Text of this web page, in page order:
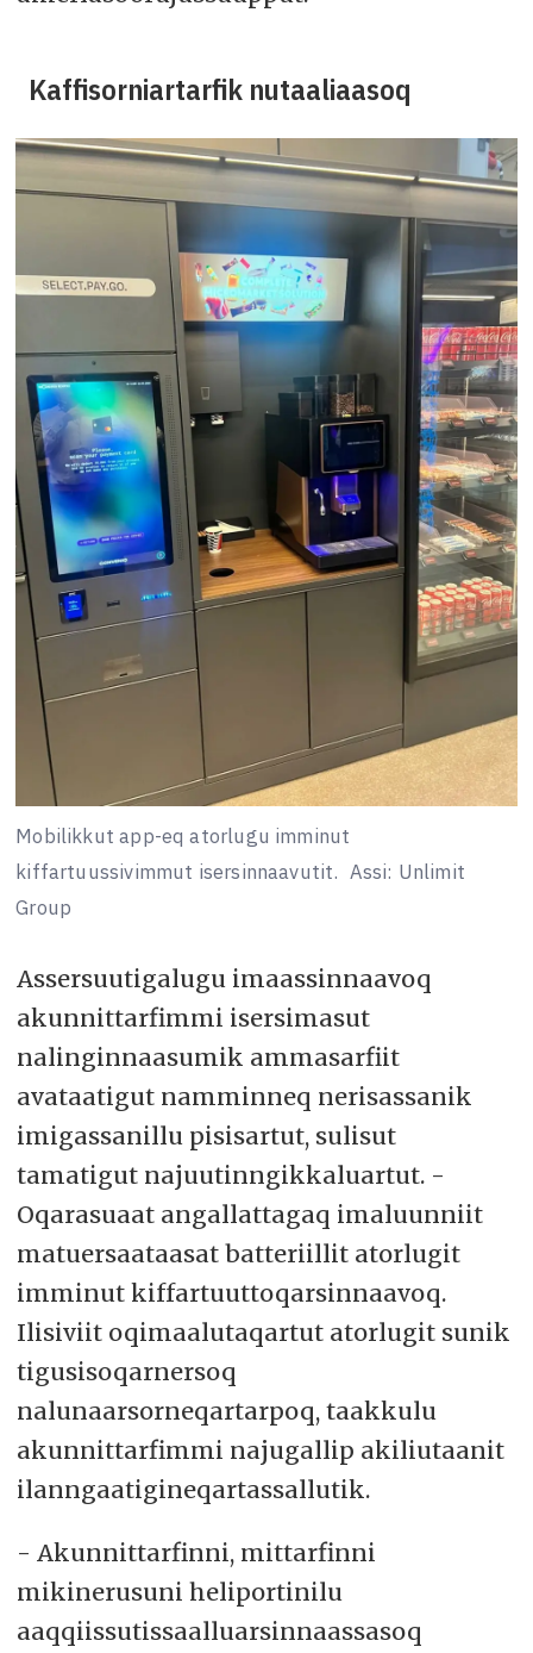
Kaffisorniartarfik nutaaliaasoq
Mobilikkut app-eq atorlugu imminut
kiffartuussivimmut isersinnaavutit. Assi: Unlimit
Group
Assersuutigalugu imaassinnaavoq
akunnittarfimmi isersimasut
nalinginnaasumik ammasarfiit
avataatigut namminneq nerisassanik
imigassanillu pisisartut, sulisut
tamatigut najuutinngikkaluartut. -
Oqarasuaat angallattagaq imaluunniit
matuersaataasat batteriillit atorlugit
imminut kiffartuuttoqarsinnaavoq.
Ilisiviit oqimaalutaqartut atorlugit sunik
tigusisoqarnersoq
nalunaarsorneqartarpoq, taakkulu
akunnittarfimmi najugallip akiliutaanit
ilanngaatigineqartassallutik.
- Akunnittarfinni, mittarfinni
mikinerusuni heliportinilu
aaqqiissutissaalluarsinnaassasoq